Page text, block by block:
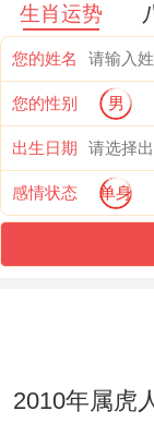
用同碳中跟
而属猪射手
挥创意优点
那个地方未
财富管理:风
宫受到海王
过度理想化
建议："5-7
可配置30%
生肖运势
您的姓名
您的性别 男
出生日期
感情状态 单身